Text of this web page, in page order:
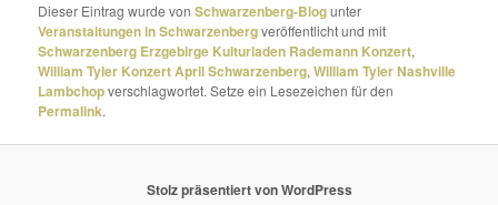
Dieser Eintrag wurde vonSchwarzenberg-Blogunter
Veranstaltungen in Schwarzenbergveröffentlicht und mit
Schwarzenberg Erzgebirge Kulturladen Rademann Konzert,
William Tyler Konzert April Schwarzenberg,William Tyler Nashville
Lambchopverschlagwortet. Setze ein Lesezeichen für den
Permalink.
Stolz präsentiert von WordPress